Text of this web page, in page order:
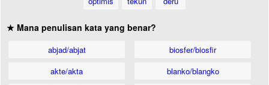
★ Mana penulisan kata yang benar?
abjad/abjat
akte/akta
biosfer/biosfir
blanko/blangko